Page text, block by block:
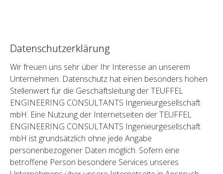
Datenschutzerklärung
Wir freuen uns sehr über Ihr Interesse an unserem
Unternehmen. Datenschutz hat einen besonders hohen
Stellenwert für die Geschäftsleitung der TEUFFEL
ENGINEERING CONSULTANTS Ingenieurgesellschaft
mbH. Eine Nutzung der Internetseiten der TEUFFEL
ENGINEERING CONSULTANTS Ingenieurgesellschaft
mbH ist grundsätzlich ohne jede Angabe
personenbezogener Daten möglich. Sofern eine
betroffene Person besondere Services unseres